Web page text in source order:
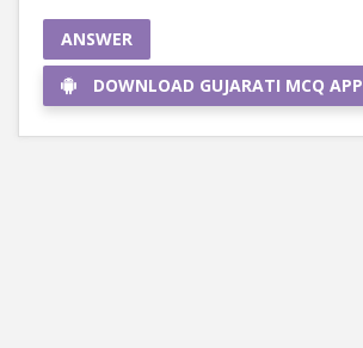
ANSWER
DOWNLOAD GUJARATI MCQ APP